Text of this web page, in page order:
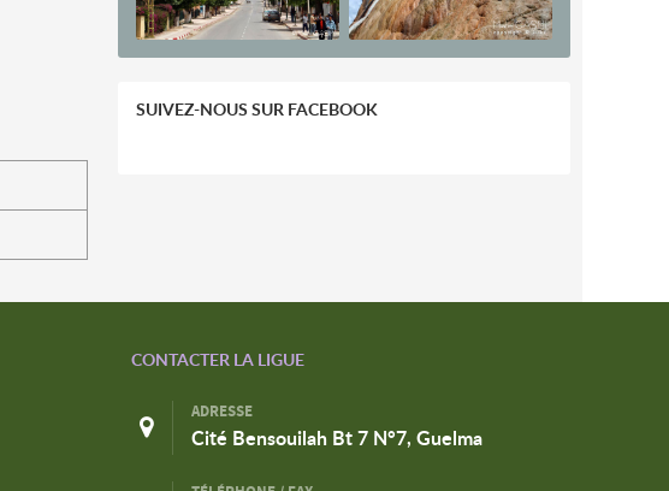
SUIVEZ-NOUS SUR FACEBOOK
CONTACTER LA LIGUE
ADRESSE
Cité Bensouilah Bt 7 N°7, Guelma